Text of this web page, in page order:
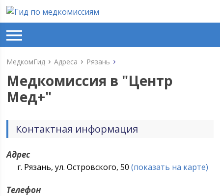
МедкомГид Адреса Рязань
Медкомиссия в "Центр
Мед+"
Контактная информация
Адрес
г. Рязань, ул. Островского, 50(показать на карте)
Телефон